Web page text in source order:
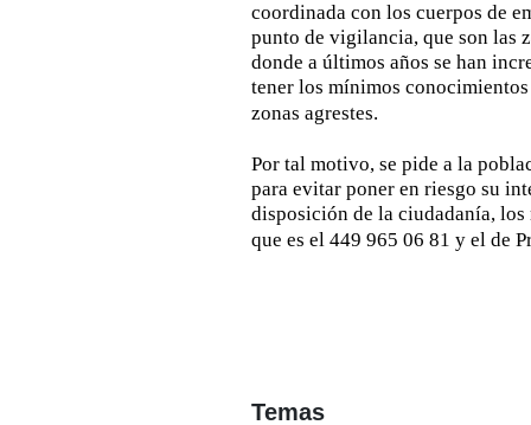
coordinada con los cuerpos de
punto de vigilancia, que son las
donde a últimos años se han
tener los mínimos
zonas agrestes.
Por tal motivo, se pide a la
para evitar poner en riesgo su
disposición de la ciudadanía, los
que es el 449 965 06 81 y el de
Temas